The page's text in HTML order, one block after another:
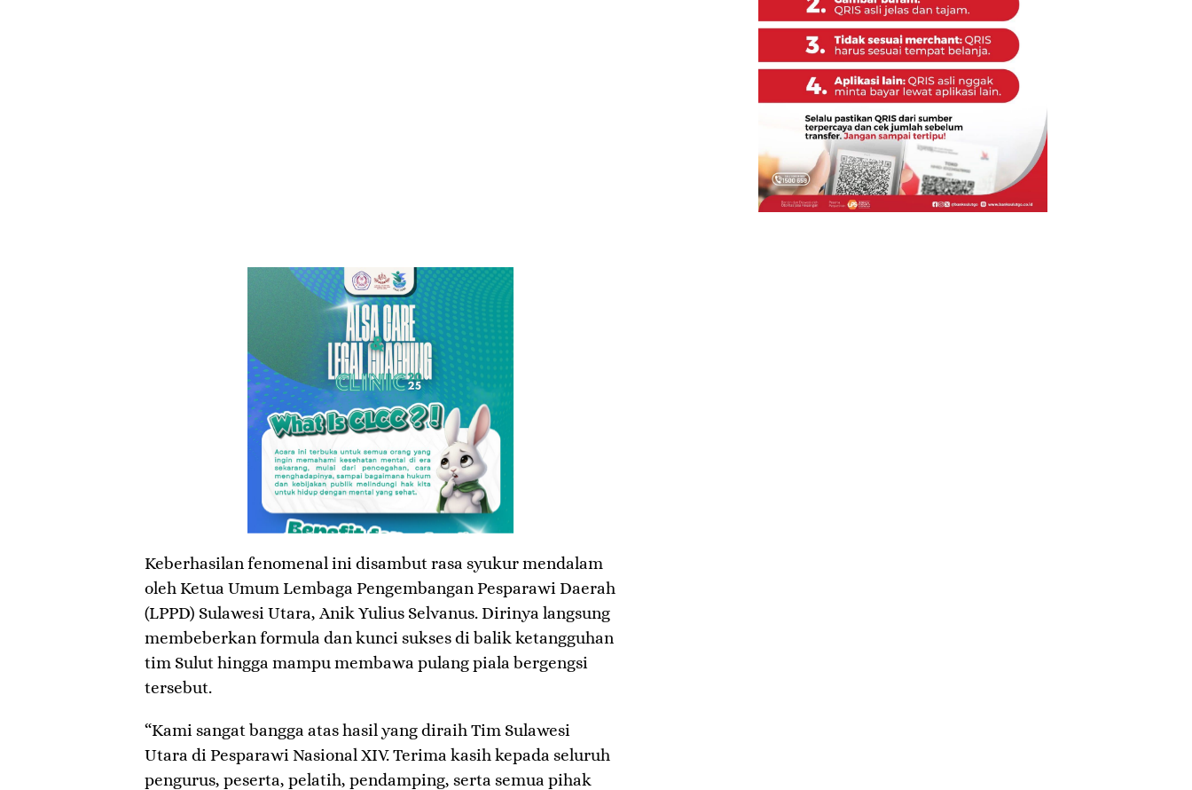
​Keberhasilan fenomenal ini disambut rasa syukur mendalam
oleh Ketua Umum Lembaga Pengembangan Pesparawi Daerah
(LPPD) Sulawesi Utara, Anik Yulius Selvanus. Dirinya langsung
membeberkan formula dan kunci sukses di balik ketangguhan
tim Sulut hingga mampu membawa pulang piala bergengsi
tersebut.
​“Kami sangat bangga atas hasil yang diraih Tim Sulawesi
Utara di Pesparawi Nasional XIV. Terima kasih kepada seluruh
pengurus, peserta, pelatih, pendamping, serta semua pihak